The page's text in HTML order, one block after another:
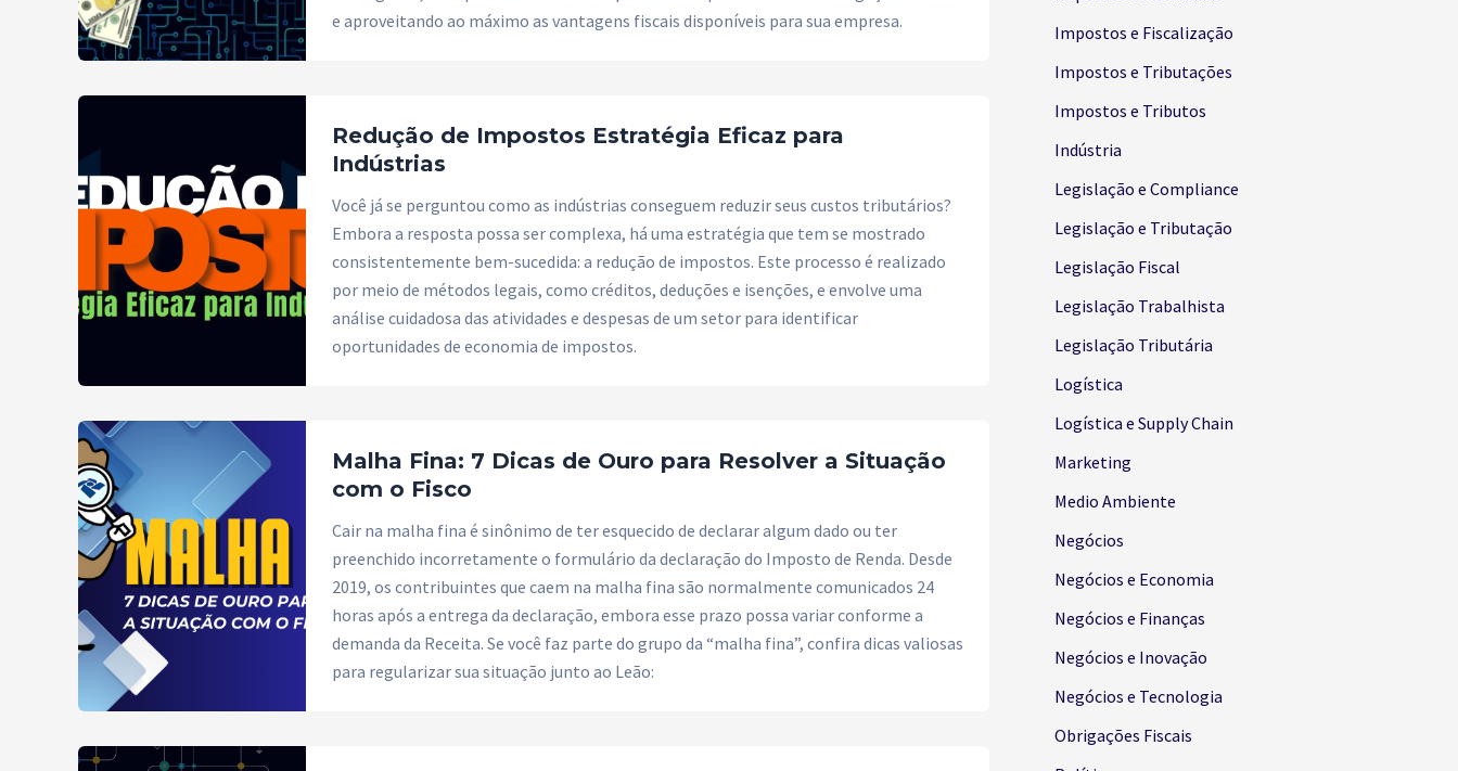
e aproveitando ao máximo as vantagens fiscais disponíveis para sua empresa.
Redução de Impostos Estratégia Eficaz para
Indústrias
Você já se perguntou como as indústrias conseguem reduzir seus custos tributários?
Embora a resposta possa ser complexa, há uma estratégia que tem se mostrado
consistentemente bem-sucedida: a redução de impostos. Este processo é realizado
por meio de métodos legais, como créditos, deduções e isenções, e envolve uma
análise cuidadosa das atividades e despesas de um setor para identificar
oportunidades de economia de impostos.
Malha Fina: 7 Dicas de Ouro para Resolver a Situação
com o Fisco
Cair na malha fina é sinônimo de ter esquecido de declarar algum dado ou ter
preenchido incorretamente o formulário da declaração do Imposto de Renda. Desde
2019, os contribuintes que caem na malha fina são normalmente comunicados 24
horas após a entrega da declaração, embora esse prazo possa variar conforme a
demanda da Receita. Se você faz parte do grupo da “malha fina”, confira dicas valiosas
para regularizar sua situação junto ao Leão:
Impostos e Fiscalização
Impostos e Tributações
Impostos e Tributos
Indústria
Legislação e Compliance
Legislação e Tributação
Legislação Fiscal
Legislação Trabalhista
Legislação Tributária
Logística
Logística e Supply Chain
Marketing
Medio Ambiente
Negócios
Negócios e Economia
Negócios e Finanças
Negócios e Inovação
Negócios e Tecnologia
Obrigações Fiscais